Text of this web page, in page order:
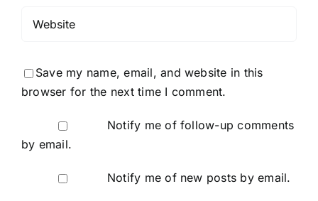
Save my name, email, and website in this
browser for the next time I comment.
Notify me of follow-up comments
by email.
Notify me of new posts by email.